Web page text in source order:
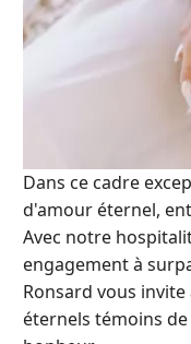
Dans ce cadre
d'amour éternel,
Avec notre
engagement à
Ronsard vous
éternels témoins